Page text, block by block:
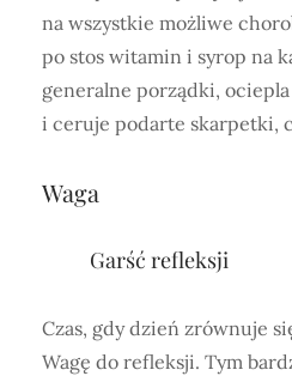
na wszystkie możliwe
po stos witamin i syrop na
generalne porządki, ociepla
i ceruje podarte skarpetki,
Waga
Garść refleksji
Czas, gdy dzień zrównuje
Wagę do refleksji. Tym